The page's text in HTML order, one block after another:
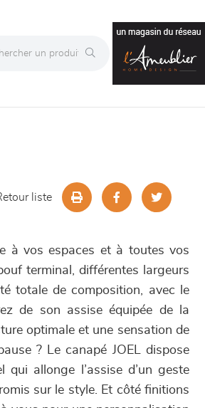
liste
à vos espaces et à toutes vos
terminal, différentes largeurs
totale de composition, avec le
de son assise équipée de la
optimale et une sensation de
? Le canapé JOEL dispose
qui allonge l’assise d’un geste
sur le style. Et côté finitions